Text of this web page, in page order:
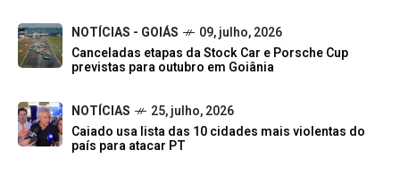
NOTÍCIAS - GOIÁS
09, julho, 2026
Canceladas etapas da Stock Car e Porsche Cup
previstas para outubro em Goiânia
NOTÍCIAS
25, julho, 2026
Caiado usa lista das 10 cidades mais violentas do
país para atacar PT